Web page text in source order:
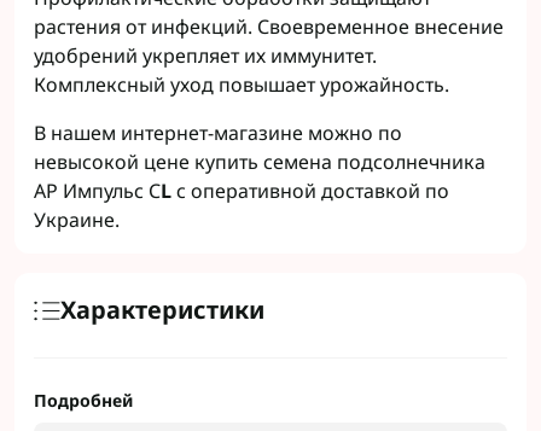
растения от инфекций. Своевременное внесение
удобрений укрепляет их иммунитет.
Комплексный уход повышает урожайность.
В нашем интернет-магазине можно по
невысокой цене купить семена подсолнечника
АР Импульс CLс оперативной доставкой по
Украине.
Характеристики
Подробней